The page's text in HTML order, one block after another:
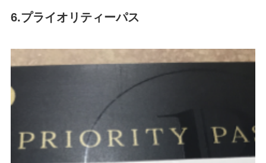
6.プライオリティーパス